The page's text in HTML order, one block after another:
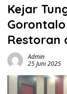
Kejar
Restoran
Admin
25 Juni 2025